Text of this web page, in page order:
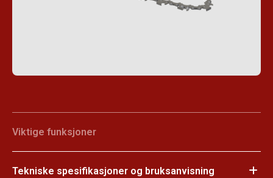
Viktige funksjoner
Tekniske spesifikasjoner og bruksanvisning